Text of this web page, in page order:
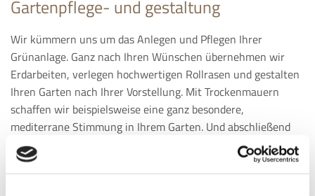
Gartenpflege- und gestaltung
Wir kümmern uns um das Anlegen und Pflegen Ihrer
Grünanlage. Ganz nach Ihren Wünschen übernehmen wir
Erdarbeiten, verlegen hochwertigen Rollrasen und gestalten
Ihren Garten nach Ihrer Vorstellung. Mit Trockenmauern
schaffen wir beispielsweise eine ganz besondere,
mediterrane Stimmung in Ihrem Garten. Und abschließend
kümmern wir uns stets um den Baum- und Heckenschnitt
Ihrer Bepflanzung.